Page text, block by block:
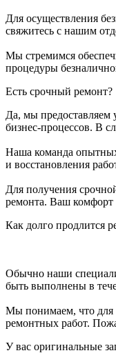
Для осуществления
свяжитесь с нашим
Мы стремимся
процедуры
Есть срочный ремонт?
Да, мы предоставляем
бизнес-процессов. В
Наша команда опытных
и восстановления
Для получения
ремонта. Ваш комфорт
Как долго продлится
Обычно наши
быть выполнены в
Мы понимаем, что для
ремонтных работ.
У вас оригинальные